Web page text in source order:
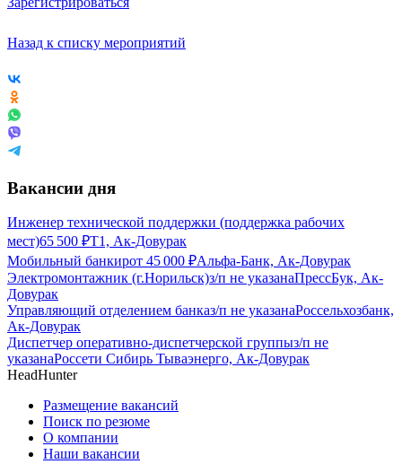
Назад к списку мероприятий
Вакансии дня
Инженер технической поддержки (поддержка рабочих
мест)65 500 ₽Т1, Ак-Довурак
Мобильный банкирот 45 000 ₽Альфа-Банк, Ак-Довурак
Электромонтажник (г.Норильск)з/п не указанаПрессБук, Ак-
Довурак
Управляющий отделением банказ/п не указанаРоссельхозбанк,
Ак-Довурак
Диспетчер оперативно-диспетчерской группыз/п не
указанаРоссети Сибирь Тываэнерго, Ак-Довурак
HeadHunter
Размещение вакансий
Поиск по резюме
О компании
Наши вакансии